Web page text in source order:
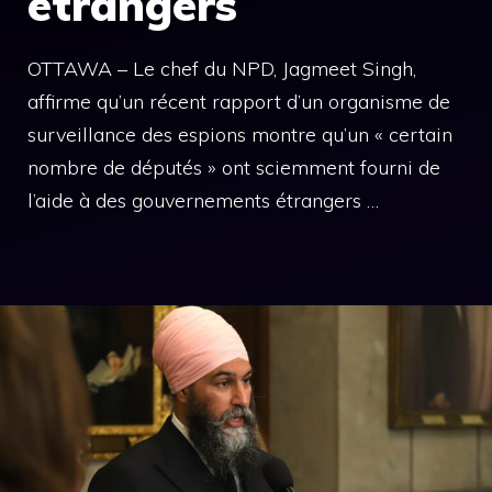
OTTAWA – Le chef du NPD, Jagmeet Singh,
affirme qu’un récent rapport d’un organisme de
surveillance des espions montre qu’un « certain
nombre de députés » ont sciemment fourni de
l’aide à des gouvernements étrangers …